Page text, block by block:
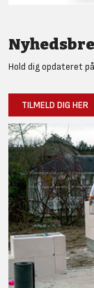
Hold dig opdateret
TILMELD DIG HER